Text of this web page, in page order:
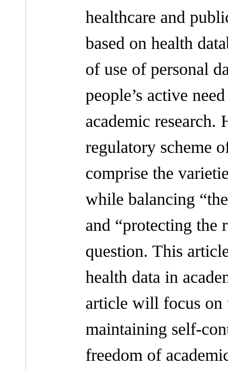
healthcare and
based on health
of use of personal
people’s active
academic research.
regulatory scheme
comprise the
while balancing
and “protecting the
question. This
health data in
article will focus on
maintaining self-
freedom of